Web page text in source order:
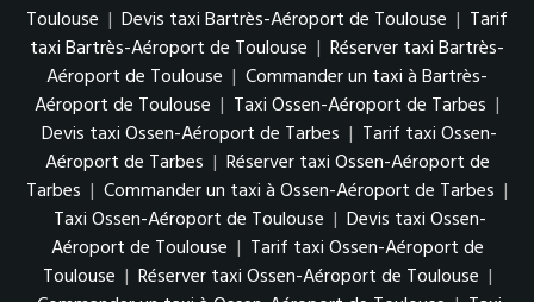
Toulouse | Devis taxi Bartrès-Aéroport de Toulouse | Tarif
taxi Bartrès-Aéroport de Toulouse | Réserver taxi Bartrès-
Aéroport de Toulouse | Commander un taxi à Bartrès-
Aéroport de Toulouse | Taxi Ossen-Aéroport de Tarbes |
Devis taxi Ossen-Aéroport de Tarbes | Tarif taxi Ossen-
Aéroport de Tarbes | Réserver taxi Ossen-Aéroport de
Tarbes | Commander un taxi à Ossen-Aéroport de Tarbes |
Taxi Ossen-Aéroport de Toulouse | Devis taxi Ossen-
Aéroport de Toulouse | Tarif taxi Ossen-Aéroport de
Toulouse | Réserver taxi Ossen-Aéroport de Toulouse |